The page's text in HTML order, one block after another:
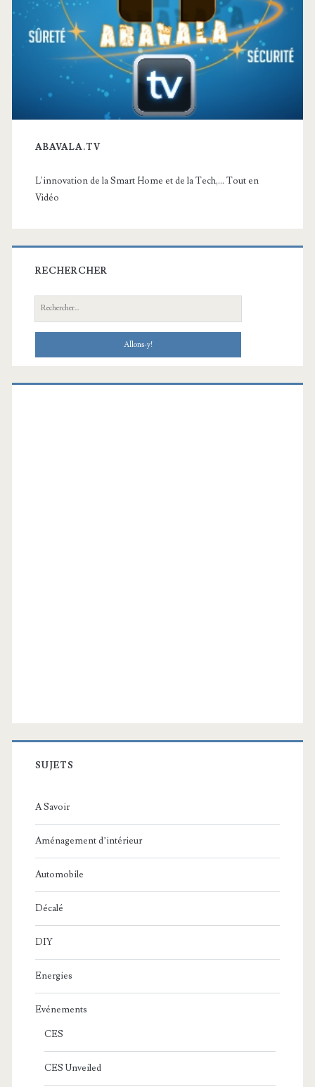
ABAVALA.TV
L'innovation de la Smart Home et de la Tech,... Tout en
Vidéo
RECHERCHER
Recherche:
SUJETS
A Savoir
Aménagement d’intérieur
Automobile
Décalé
DIY
Energies
Evénements
CES
CES Unveiled